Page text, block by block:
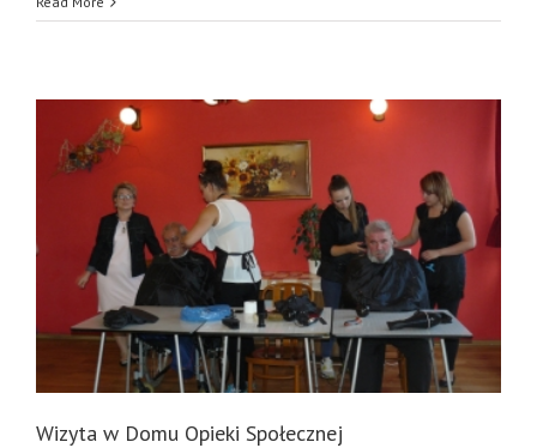
Wizyta w Domu Opieki Społecznej